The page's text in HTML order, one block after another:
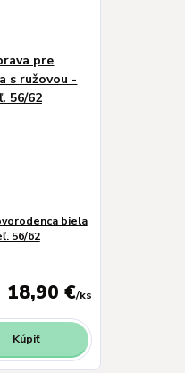
biela
56/62
18,90 €/ks
Kúpiť